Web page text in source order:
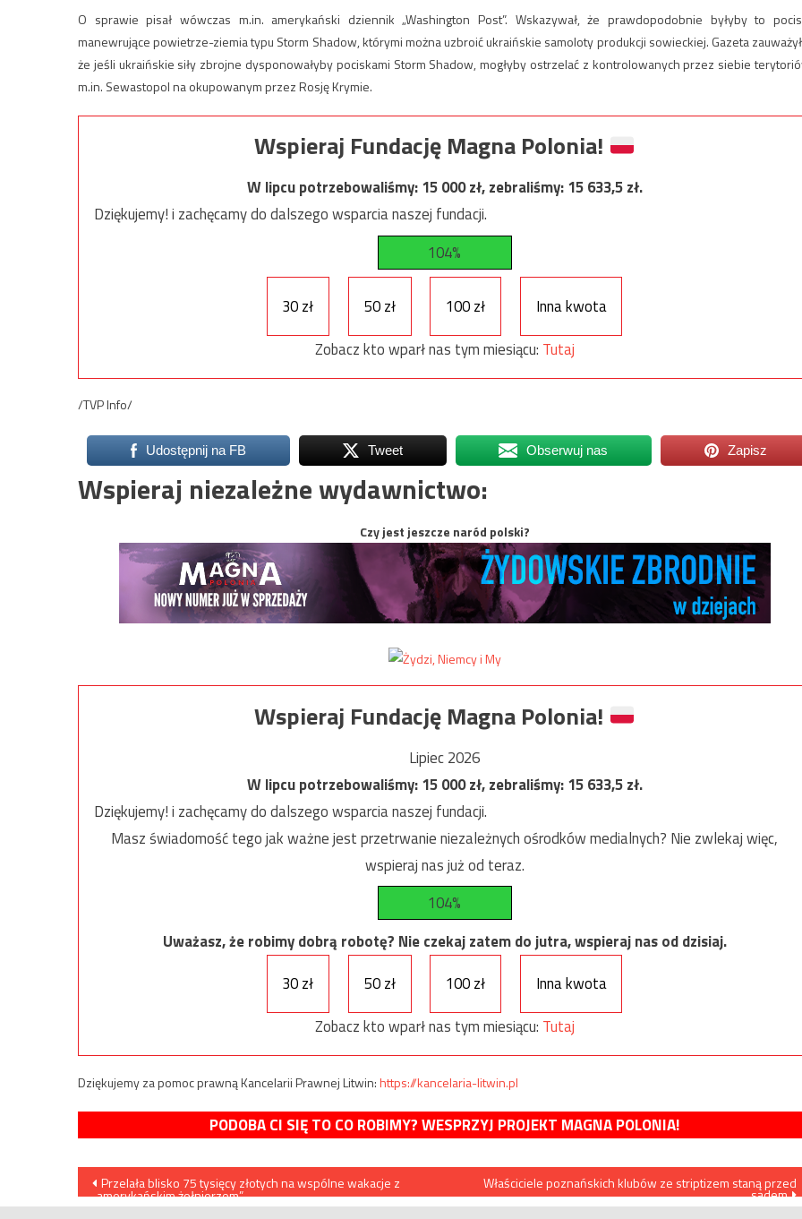
O sprawie pisał wówczas m.in. amerykański dziennik „Washington Post”. Wskazywał, że prawdopodobnie byłyby to
manewrujące powietrze-ziemia typu Storm Shadow, którymi można uzbroić ukraińskie samoloty produkcji sowieckiej. Gazeta
że jeśli ukraińskie siły zbrojne dysponowałyby pociskami Storm Shadow, mogłyby ostrzelać z kontrolowanych przez siebie
m.in. Sewastopol na okupowanym przez Rosję Krymie.
Wspieraj Fundację Magna Polonia!
W lipcu potrzebowaliśmy:15 000zł, zebraliśmy:15 633,5zł.
Dziękujemy! i zachęcamy do dalszego wsparcia naszej fundacji.
104%
30 zł 50 zł 100 zł
Inna kwota
Zobacz kto wparł nas tym miesiącu: Tutaj
/TVP Info/
Udostępnij na FB Tweet Obserwuj nas Zapisz
Wspieraj niezależne wydawnictwo:
Czy jest jeszcze naród polski?
Wspieraj Fundację Magna Polonia!
Lipiec 2026
W lipcu potrzebowaliśmy:15 000zł, zebraliśmy:15 633,5zł.
Dziękujemy! i zachęcamy do dalszego wsparcia naszej fundacji.
Masz świadomość tego jak ważne jest przetrwanie niezależnych ośrodków medialnych? Nie zwlekaj więc,
wspieraj nas już od teraz.
104%
Uważasz, że robimy dobrą robotę? Nie czekaj zatem do jutra, wspieraj nas od dzisiaj.
30 zł
50 zł 100 zł
Inna kwota
Zobacz kto wparł nas tym miesiącu: Tutaj
Dziękujemy za pomoc prawną Kancelarii Prawnej Litwin:https://kancelaria-litwin.pl
PODOBA CI SIĘ TO CO ROBIMY? WESPRZYJ PROJEKT MAGNA POLONIA!
Nawigacja
Przelała blisko 75 tysięcy złotych na wspólne wakacje z
„amerykańskim żołnierzem”
Właściciele poznańskich klubów ze striptizem staną przed
sądem